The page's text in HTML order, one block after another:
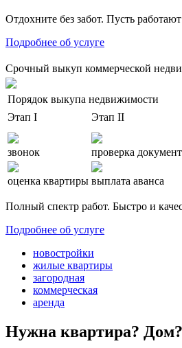
Отдохните без забот. Пусть
Подробнее об услуге
Срочный выкуп коммерческой
Порядок выкупа недвижимости
Этап I
Этап II
звонок проверка
оценка квартиры выплата аванса
Полный спектр работ. Быстро и
Подробнее об услуге
новостройки
жилые квартиры
загородная
коммерческая
аренда
Нужна квартира?